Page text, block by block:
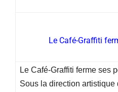
Le Café-Graffiti
Le Café-Graffiti ferme ses
Sous la direction artistique